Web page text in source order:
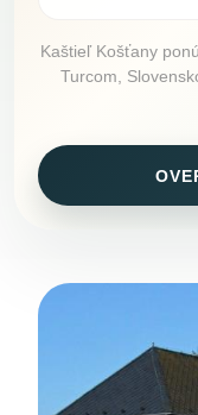
Kaštieľ Košťany
Turcom,